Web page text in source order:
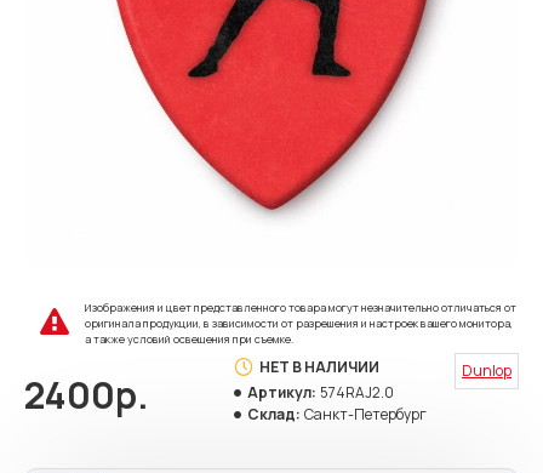
Изображения и цвет представленного товара могут незначительно отличаться от
оригинала продукции, в зависимости от разрешения и настроек вашего монитора,
а также условий освещения при съемке.
2400р.
НЕТ В НАЛИЧИИ
Артикул: 574RAJ2.0
Склад: Санкт-Петербург
Dunlop